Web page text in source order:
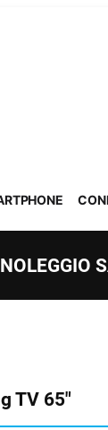
NOLEGGIO
TV 65″